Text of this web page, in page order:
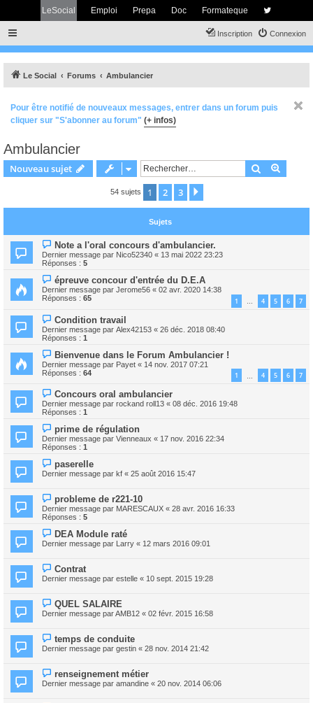
LeSocial Emploi Prepa Doc Formateque
Connexion
Inscription
Le Social Forums Ambulancier
Pour être notifié de nouveaux messages, entrer dans un forum puis
cliquer sur "S'abonner au forum" (+ infos)
Ambulancier
Nouveau sujet Rechercher
54 sujets 1 2 3
Sujets
Note a l'oral concours d'ambulancier.
Dernier message par Nico52340 « 13 mai 2022 23:23
Réponses : 5
épreuve concour d'entrée du D.E.A
Dernier message par Jerome56 « 02 avr. 2020 14:38
Réponses : 65 1 … 4 5 6 7
Condition travail
Dernier message par Alex42153 « 26 déc. 2018 08:40
Réponses : 1
Bienvenue dans le Forum Ambulancier !
Dernier message par Payet « 14 nov. 2017 07:21
Réponses : 64 1 4 5 6 7
Concours oral ambulancier
Dernier message par rockand roll13 « 08 déc. 2016 19:48
Réponses : 1
prime de régulation
Dernier message par Vienneaux « 17 nov. 2016 22:34
Réponses : 1
paserelle
Dernier message par kf « 25 août 2016 15:47
probleme de r221-10
Dernier message par MARESCAUX « 28 avr. 2016 16:33
Réponses : 5
DEA Module raté
Dernier message par Larry « 12 mars 2016 09:01
Contrat
Dernier message par estelle « 10 sept. 2015 19:28
QUEL SALAIRE
Dernier message parAMB12 « 02 févr. 2015 16:58
temps de conduite
Dernier message par gestin « 28 nov. 2014 21:42
renseignement métier
Dernier message par amandine « 20 nov. 2014 06:06